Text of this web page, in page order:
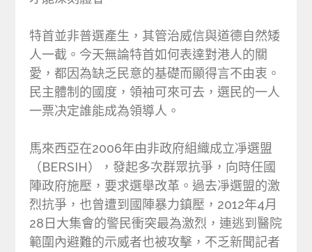
特首並非普選產生，其管治威信與道德自然矮
人一截。今天無論特首如何表達對港人的關
愛，都因為缺乏民意的基礎而顯得言不由衷。
民主體制的國度，領袖可來可去，選民的一人
一票决定誰能成為領導人。
馬來西亞在2006年由非政府組織成立凈選盟
（BERSIH），發起多次群眾抗爭，向時任國
陣政府施壓，要求選舉改革。過去凈選盟的激
烈抗爭，也曾遭到國陣暴力鎮壓，2012年4月
28日大集會的警民衝突最為激烈，連逃到醫院
範圍內避難的示威者也被攻擊，不乏新聞記者